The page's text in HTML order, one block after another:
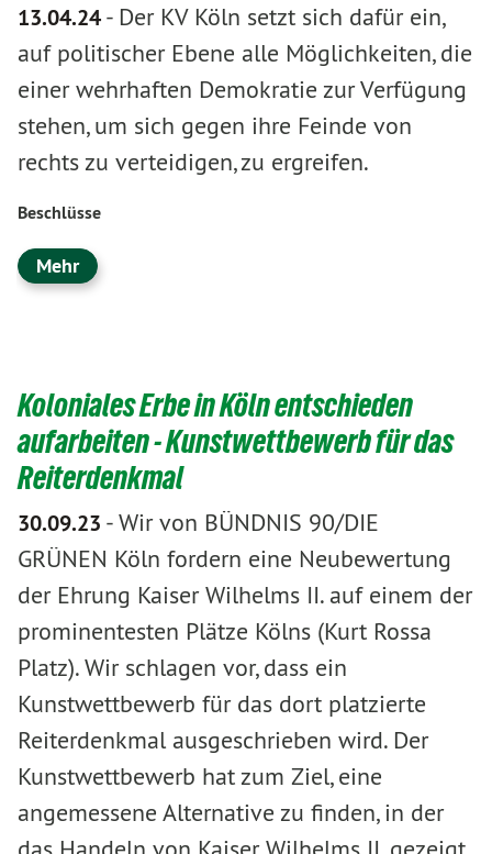
13.04.24- Der KV Köln setzt sich dafür ein,
auf politischer Ebene alle Möglichkeiten, die
einer wehrhaften Demokratie zur Verfügung
stehen, um sich gegen ihre Feinde von
rechts zu verteidigen, zu ergreifen.
Beschlüsse
Mehr
Koloniales Erbe in Köln entschieden
aufarbeiten - Kunstwettbewerb für das
Reiterdenkmal
30.09.23 -Wir von BÜNDNIS 90/DIE
GRÜNEN Köln fordern eine Neubewertung
der Ehrung Kaiser Wilhelms II. auf einem der
prominentesten Plätze Kölns (Kurt Rossa
Platz). Wir schlagen vor, dass ein
Kunstwettbewerb für das dort platzierte
Reiterdenkmal ausgeschrieben wird. Der
Kunstwettbewerb hat zum Ziel, eine
angemessene Alternative zu finden, in der